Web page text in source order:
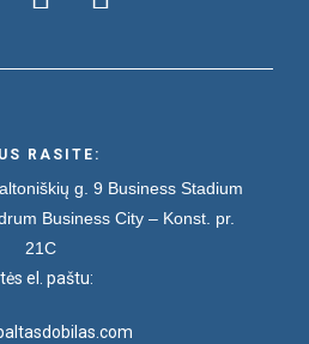
RASITE:
g. 9 Business Stadium
Business City – Konst. pr.
21C
el. paštu: